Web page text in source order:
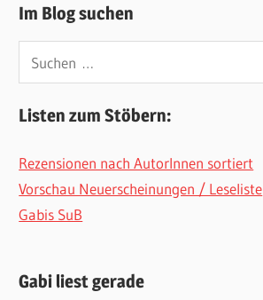
Im Blog suchen
nach:
Listen zum Stöbern:
Rezensionen nach AutorInnen sortiert
Vorschau Neuerscheinungen / Leseliste
Gabis SuB
Gabi liest gerade